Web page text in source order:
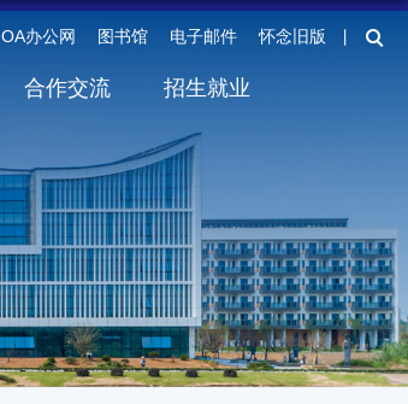
OA办公网 图书馆 电子邮件 怀念旧版
合作交流 招生就业